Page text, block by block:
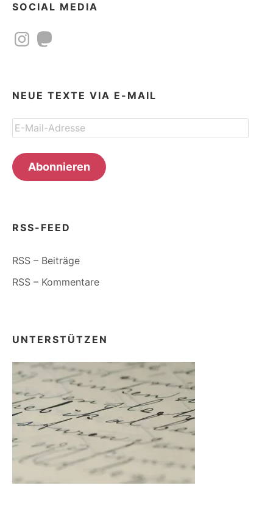
SOCIAL MEDIA
InstagramMastodon
NEUE TEXTE VIA E-MAIL
E-
Mail-
Adresse
Abonnieren
RSS-FEED
RSS – Beiträge
RSS – Kommentare
UNTERSTÜTZEN